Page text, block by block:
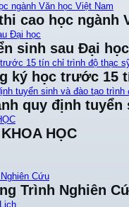
ngành Văn học Việt Nam
cao học ngành
Đại học
sinh sau Đại học
15 tín chỉ trình độ thạc
ký học trước 15
tuyển sinh và đào tạo trình
quy định
HỌC
Cứu
Trình Nghiên